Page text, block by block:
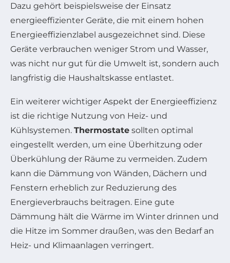
Dazu gehört beispielsweise der Einsatz
energieeffizienter Geräte, die mit einem hohen
Energieeffizienzlabel ausgezeichnet sind. Diese
Geräte verbrauchen weniger Strom und Wasser,
was nicht nur gut für die Umwelt ist, sondern auch
langfristig die Haushaltskasse entlastet.
Ein weiterer wichtiger Aspekt der Energieeffizienz
ist die richtige Nutzung von Heiz- und
Kühlsystemen. Thermostate sollten optimal
eingestellt werden, um eine Überhitzung oder
Überkühlung der Räume zu vermeiden. Zudem
kann die Dämmung von Wänden, Dächern und
Fenstern erheblich zur Reduzierung des
Energieverbrauchs beitragen. Eine gute
Dämmung hält die Wärme im Winter drinnen und
die Hitze im Sommer draußen, was den Bedarf an
Heiz- und Klimaanlagen verringert.